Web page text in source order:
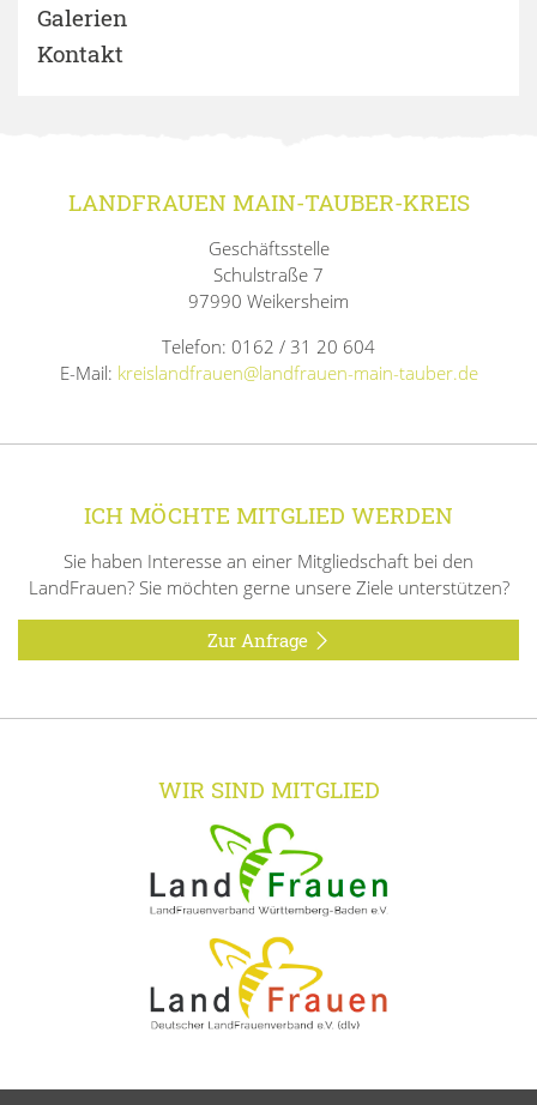
Galerien
Kontakt
LANDFRAUEN MAIN-TAUBER-KREIS
Geschäftsstelle
Schulstraße 7
97990 Weikersheim
Telefon: 0162 / 31 20 604
E-Mail: kreislandfrauen@landfrauen-main-tauber.de
ICH MÖCHTE MITGLIED WERDEN
Sie haben Interesse an einer Mitgliedschaft bei den
LandFrauen? Sie möchten gerne unsere Ziele unterstützen?
Zur Anfrage
WIR SIND MITGLIED